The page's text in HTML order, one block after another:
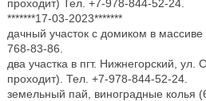
проходит) Тел. +7-978-844-52-24.
*******17-03-2023*******
дачный участок с домиком в
768-83-86.
два участка в пгт. Нижнегорский, ул.
проходит). Тел. +7-978-844-52-24.
земельный пай, виноградные колья